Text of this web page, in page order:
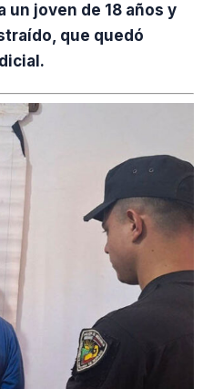
un joven de 18 años y
que quedó